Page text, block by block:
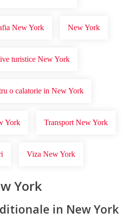
New York New York
turistice New York
o calatorie in New York
York Transport New York
Viza New York
York
in New York